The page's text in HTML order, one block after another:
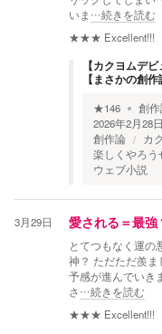
いま …続きを読む
★★★ Excellent!!!
【カクヨムデ
【まさかの創作
★146 創
2026年2月28
創作論
カ
楽しくやろう
ウェブ小説
3月29日 愛される＝最強
とてつもなく運の
神？ ただただ羨
予感が進んでいき
さ…続きを読む
★★★ Excellent!!!